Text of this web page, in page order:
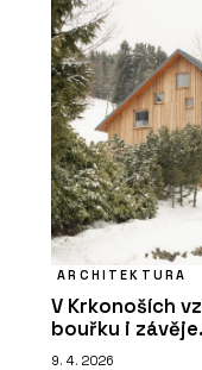
ARCHITEKTURA
V Krkonoších
bouřku i
9. 4. 2026